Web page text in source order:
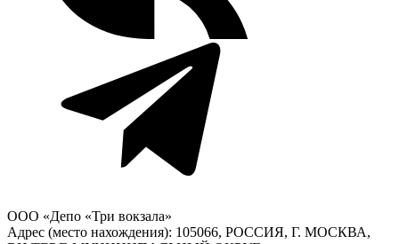
ООО «Депо «Три вокзала»
Адрес (место нахождения): 105066, РОССИЯ, Г. МОСКВА,